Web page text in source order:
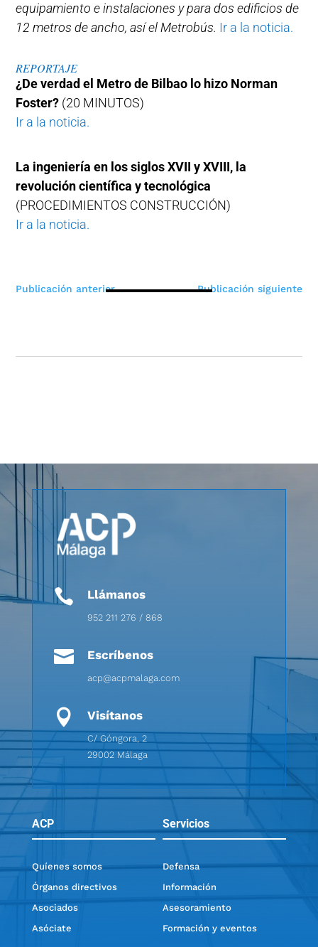
equipamiento e instalaciones y para dos edificios de
12 metros de ancho, así el Metrobús. Ir a la noticia.
REPORTAJE
¿De verdad el Metro de Bilbao lo hizo Norman
Foster? (20 MINUTOS)
Ir a la noticia.
La ingeniería en los siglos XVII y XVIII, la
revolución científica y tecnológica
(PROCEDIMIENTOS CONSTRUCCIÓN)
Ir a la noticia.
Navegación
Publicación anterior Publicación siguiente
 Llámanos
952 211 276 / 868
 Escríbenos
acp@acpmalaga.com
 Visítanos
C/ Góngora, 2
29002 Málaga
ACP Servicios
Quíenes somos
Órganos directivos
Asociados
Asóciate
Defensa
Información
Asesoramiento
Formación y eventos